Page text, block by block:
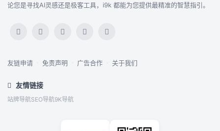
论您是寻找AI灵感还是极客工具，i9k 都能为您提供最精准的智慧指引。
友链申请 · 免责声明 · 广告合作 · 关于我们
友情链接
站牌导航SEO导航9K导航